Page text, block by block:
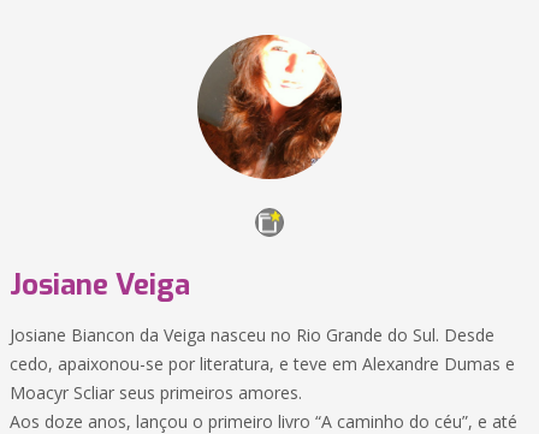
Josiane Veiga
Josiane Biancon da Veiga nasceu no Rio Grande do Sul. Desde
cedo, apaixonou-se por literatura, e teve em Alexandre Dumas e
Moacyr Scliar seus primeiros amores.
Aos doze anos, lançou o primeiro livro “A caminho do céu”, e até